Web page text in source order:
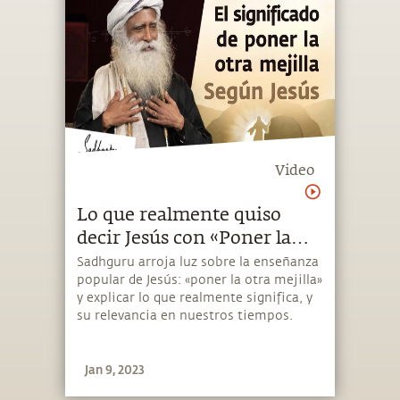
Video
Lo que realmente quiso
decir Jesús con «Poner la
otra mejilla» | Sadhguru
Español
Sadhguru arroja luz sobre la enseñanza
popular de Jesús: «poner la otra mejilla»
y explicar lo que realmente significa, y
su relevancia en nuestros tiempos.
Jan 9, 2023